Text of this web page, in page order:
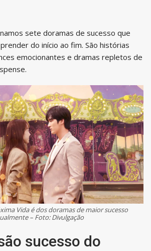
sete doramas de sucesso que
do início ao fim. São histórias
emocionantes e dramas repletos de
Vida é dos doramas de maior sucesso
– Foto: Divulgação
sucesso do